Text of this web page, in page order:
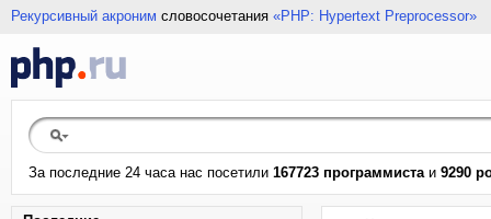
Рекурсивный акроним словосочетания «PHP: Hypertext Preprocessor»
За последние 24 часа нас посетили 167723 программистаи 9290